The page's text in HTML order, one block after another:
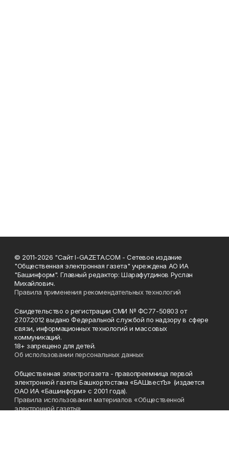
© 2011-2026 "Сайт I-GAZETA.COM - Сетевое издание
"Общественная электронная газета" учреждена АО ИА
"Башинформ". Главный редактор: Шарафутдинов Руслан
Михайлович.
Правила применения рекомендательных технологий
Свидетельство о регистрации СМИ № ФС77-50803 от
27.07.2012 выдано Федеральной службой по надзору в сфере
связи, информационных технологий и массовых
коммуникаций.
18+ запрещено для детей.
Об использовании персональных данных
Общественная электрогазета - правопреемница первой
электронной газеты Башкортостана «БАШвестЪ» (издается
ОАО ИА «Башинформ» с 2001 года).
Правила использования материалов «Общественной
электронной газеты»